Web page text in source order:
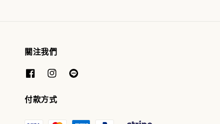
關注我們
付款方式